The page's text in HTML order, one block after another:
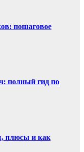
пошаговое
полный гид по
плюсы и как